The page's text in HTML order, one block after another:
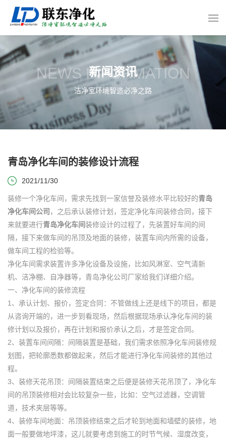
NEWS INFORMATION
新闻资讯
洁净室环境智造必净之路
青岛净化车间的装修设计流程
2021/11/30
装修一个净化车间，需求先找到一家信誉及装修水平比较好的青岛
净化车间公司 ，之后承认装修计划，签定净化车间装修合同，接下
来就要进行青岛净化车间装修设计的过程了，先装置好车间的间
隔，接下来做车间的吊顶及地面的装修，装置车间内所需的设备，
做车间工程的检验等。
净化车间需求装置许多净化设备及设施，比如风淋室、空气清新
机、洁净棚、自净器等，青岛净化公司厂家给我们详细介绍。
一、净化车间的装修流程
1、承认计划、报价，签定合同：不管做线上还是线下的项目，都是
从咨询开端的，进一步到看现场，然后根据现场承认净化车间的装
修计划以及报价，再在计划和报价承认之后，才是签定合同。
2、装置车间间隔：间隔装置是基础，我们需求依照净化车间装修规
划图，把轮廓悉数都做起来，然后才能进行净化车间装修的其他过
程。
3、装修天花吊顶：间隔装置结束之后便是装修天花吊顶了，净化车
间的吊顶装修相对会比较复杂一些，比如：空气过滤器，空调管
道，技术夹层等等。
4、装修车间地面：吊顶装修结束之后才轮到地面和墙壁的装修，地
面一般要做地坪漆，这儿就要考虑到施工的时节气候、湿度改变，